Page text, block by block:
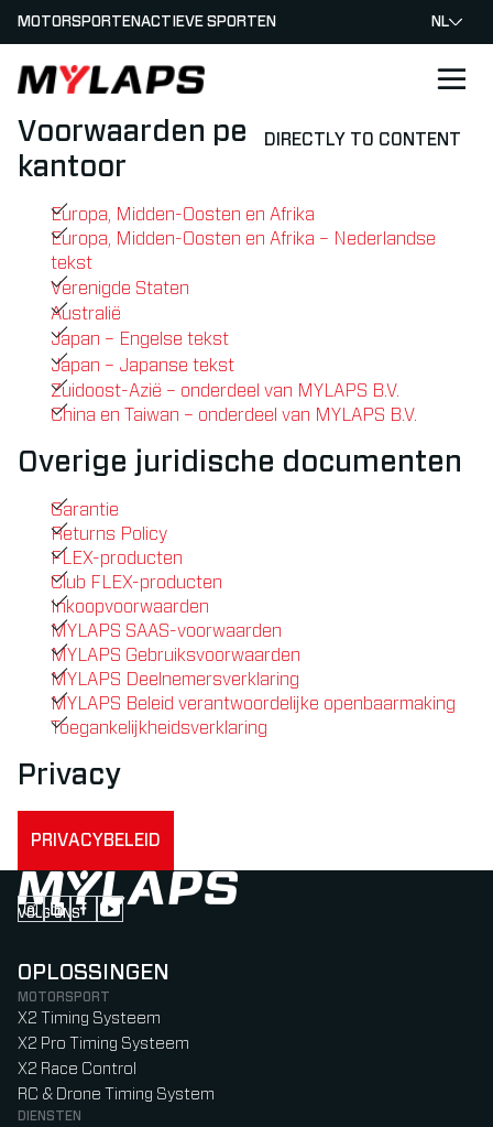
DIRECTLY TO CONTENT
LOGO MYLAPS - NEDERLAND
MOTORSPORTENACTIEVE SPORTEN NL
Voorwaarden per MYLAPS
kantoor
Europa, Midden-Oosten en Afrika
Europa, Midden-Oosten en Afrika – Nederlandse
tekst
Verenigde Staten
Australië
Japan – Engelse tekst
Japan – Japanse tekst
Zuidoost-Azië – onderdeel van MYLAPS B.V.
China en Taiwan – onderdeel van MYLAPS B.V.
Overige juridische documenten
Garantie
Returns Policy
FLEX-producten
Club FLEX-producten
Inkoopvoorwaarden
MYLAPS SAAS-voorwaarden
MYLAPS Gebruiksvoorwaarden
MYLAPS Deelnemersverklaring
MYLAPS Beleid verantwoordelijke openbaarmaking
Toegankelijkheidsverklaring
Privacy
PRIVACYBELEID
VOLG ONS
Follow us on Instagram (Opens in new tab)
Follow us on LinkedIn (Opens in new tab)
Follow us on Facebook (Opens in new tab)
Follow us on YouTube (Opens in new tab)
OPLOSSINGEN
MOTORSPORT
X2 Timing Systeem
X2 Pro Timing Systeem
X2 Race Control
RC & Drone Timing System
DIENSTEN